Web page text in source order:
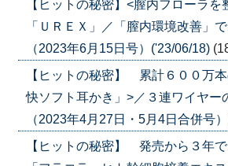
【ヒットの秘密】<膣内フローラ
「ＵＲＥＸ」／「膣内環境改善」
（2023年6月15日号）('23/06/18)
【ヒットの秘密】 累計６００万
快ソフト耳かき」>／３連ワイヤー
（2023年4月27日・5月4日合併号
【ヒットの秘密】 発売から３年